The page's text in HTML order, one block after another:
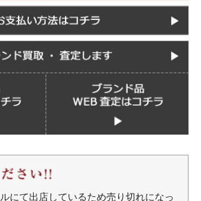
にて出店しているため売り切れになっ